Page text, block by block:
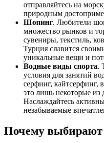
отправляйтесь на
природным
Шопинг. Любители
множество рынков и
сувениры, текстиль,
Турция славится
уникальные вещи и
Водные виды спорта.
условия для занятий
серфинг,
это лишь некоторые из
Наслаждайтесь
незабываемые
Почему выбирают